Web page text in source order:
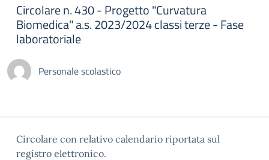
Circolare n. 430 - Progetto "Curvatura
Biomedica" a.s. 2023/2024 classi terze - Fase
laboratoriale
Personale scolastico
Circolare con relativo calendario riportata sul
registro elettronico.